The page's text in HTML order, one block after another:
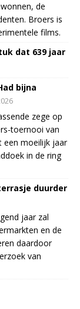
de
Broers is
films.
dat 639 jaar
bijna
zege op
toernooi van
een moeilijk jaar
in de ring
duurder
jaar zal
en de
daardoor
van